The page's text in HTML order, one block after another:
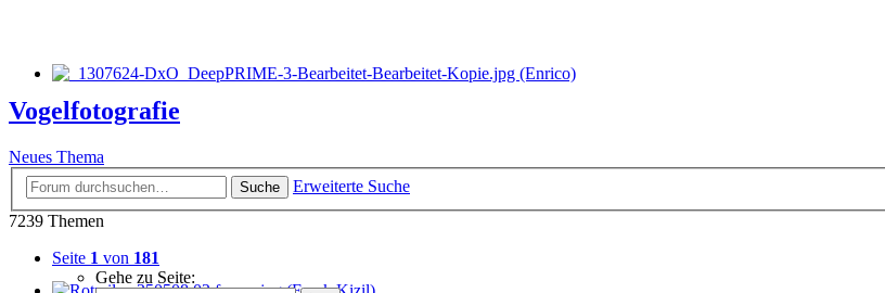
Vogelfotografie
Neues Thema
Suche
Erweiterte Suche
7239 Themen
Seite 1 von 181
Gehe zu Seite: